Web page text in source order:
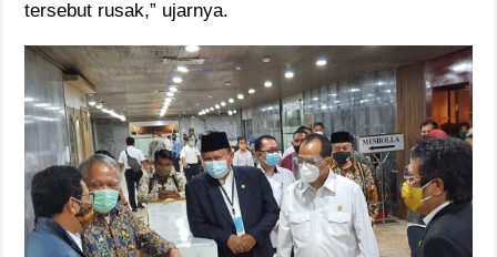
tersebut rusak,” ujarnya.